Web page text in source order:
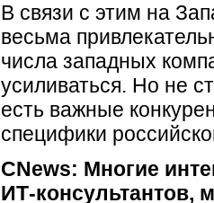
В связи с этим на
весьма
числа западных
усиливаться. Но не
есть важные
специфики
CNews: Многие
ИТ-консультантов,